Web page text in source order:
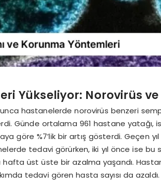
Yükseliyor: Norovirüs
hastanelerde norovirüs benzeri
Günde ortalama 961 hastane yatağı,
göre %7’lik bir artış gösterdi. Geçen
tedavi görürken, iki yıl önce ise bu
hafta üst üste bir azalma yaşandı.
tedavi gören hasta sayısı da azaldı.